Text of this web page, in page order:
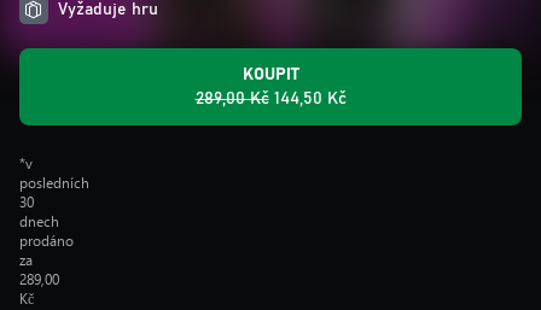
Vyžaduje hru
KOUPIT
289,00 Kč 144,50 Kč
*v
posledních
30
dnech
prodáno
za
289,00
Kč